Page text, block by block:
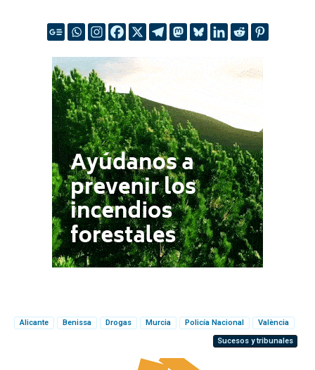
Alicante Benissa Drogas Murcia Policía Nacional
València
Sucesos y tribunales